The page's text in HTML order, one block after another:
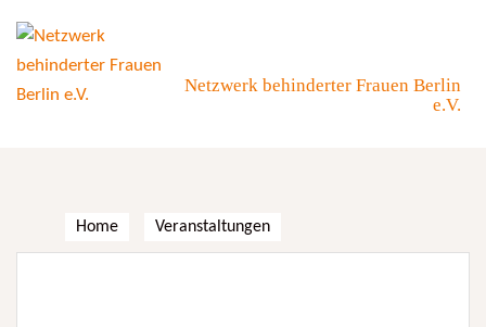
content
Netzwerk behinderter Frauen Berlin
e.V.
Home Veranstaltungen